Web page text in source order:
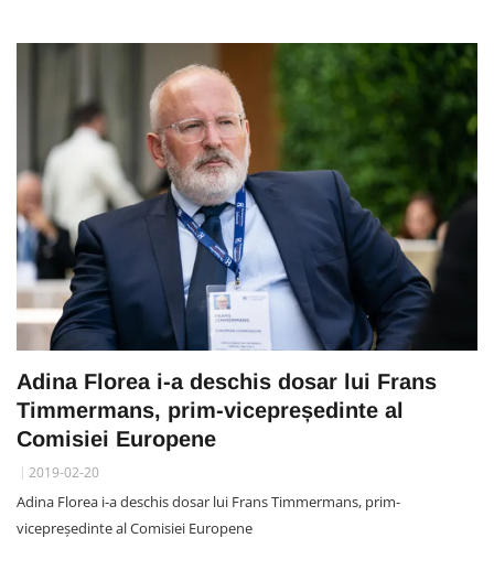
Adina Florea i-a deschis dosar lui Frans
Timmermans, prim-vicepreședinte al
Comisiei Europene
2019-02-20
Adina Florea i-a deschis dosar lui Frans Timmermans, prim-
vicepreședinte al Comisiei Europene